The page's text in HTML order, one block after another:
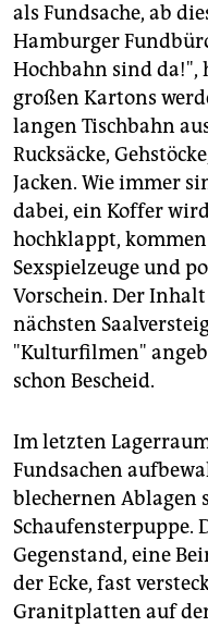
als Fundsache, ab
Hamburger
Hochbahn sind da!",
großen Kartons
langen Tischbahn
Rucksäcke,
Jacken. Wie immer
dabei, ein Koffer
hochklappt,
Sexspielzeuge und
Vorschein. Der
nächsten
"Kulturfilmen"
schon Bescheid.
Im letzten
Fundsachen
blechernen Ablagen
Schaufensterpuppe.
Gegenstand, eine
der Ecke, fast
Granitplatten auf